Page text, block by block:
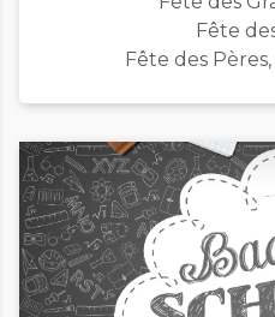
Fête
Fête des